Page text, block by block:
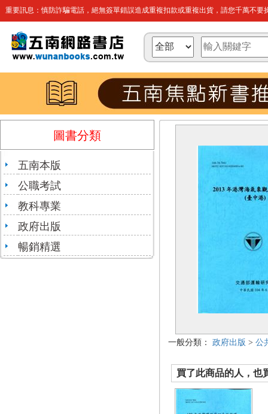
重要訊息：慎防詐騙電話，絕無簽單錯誤造成重複扣款或重複出貨，請您千萬不要
圖書分類
五南本版
公職考試
教科專業
政府出版
暢銷精選
一般分類： 政府出版 > 公
買了此商品的人，也